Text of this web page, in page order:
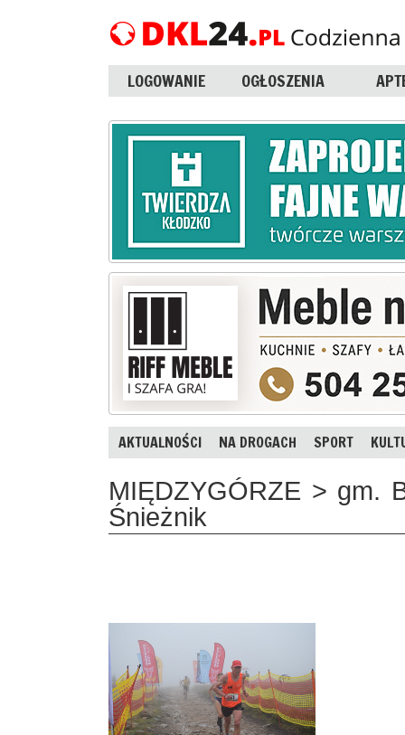
LOGOWANIE OGŁOSZENIA
AKTUALNOŚCI NA DROGACH SPORT
MIĘDZYGÓRZE > gm.
Śnieżnik